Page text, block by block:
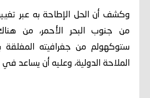
وكشف أن الحل الإطاحة به عبر تغيير
من جنوب البحر الأحمر، من
ستوكهولم من جغرافيته المغلقة
الملاحة الدولية، وعليه أن يساعد